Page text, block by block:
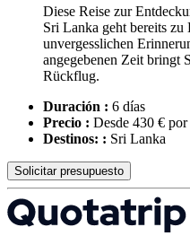
Diese Reise zur
Sri Lanka geht bereits zu
unvergesslichen
angegebenen Zeit bringt
Rückflug.
Duración : 6 días
Precio : Desde 430 € por
Destinos: : Sri Lanka
Solicitar presupuesto